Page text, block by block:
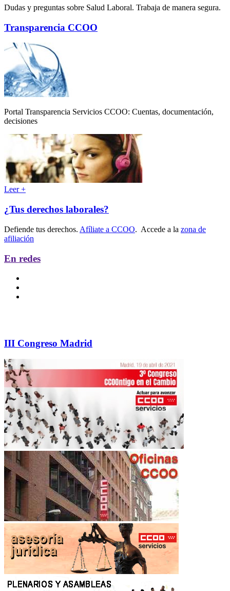
Dudas y preguntas sobre Salud Laboral. Trabaja de manera segura.
Transparencia CCOO
Portal Transparencia Servicios CCOO: Cuentas, documentación,
decisiones
Leer +
¿Tus derechos laborales?
Defiende tus derechos. Afíliate a CCOO. Accede a la zona de
afiliación
En redes
III Congreso Madrid